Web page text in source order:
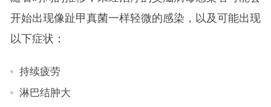
开始出现像趾甲真菌一样轻微的感染，以及可能出现
以下症状：
持续疲劳
淋巴结肿大